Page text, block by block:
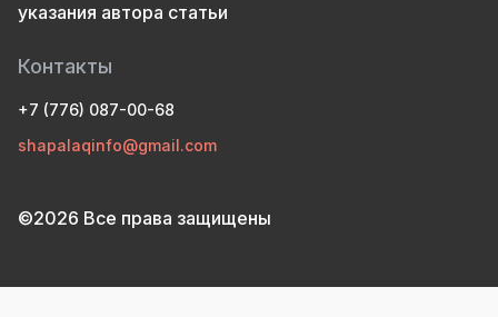
указания автора статьи
Контакты
+7 (776) 087-00-68
shapalaqinfo@gmail.com
©2026 Все права защищены